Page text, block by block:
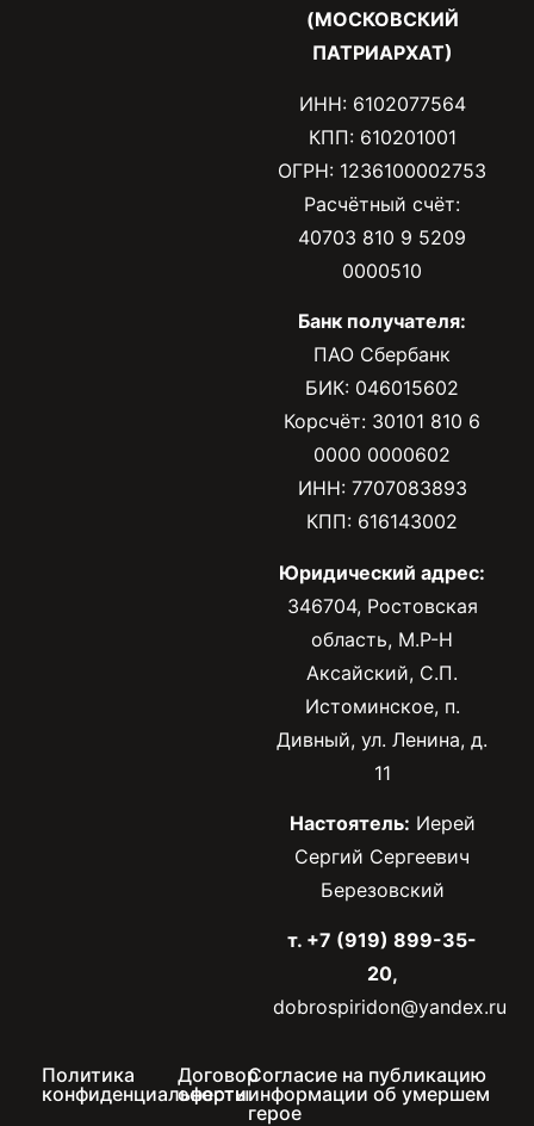
(МОСКОВСКИЙ
ПАТРИАРХАТ)
ИНН: 6102077564
КПП: 610201001
ОГРН: 1236100002753
Расчётный счёт:
40703 810 9 5209
0000510
Банк получателя:
ПАО Сбербанк
БИК: 046015602
Корсчёт: 30101 810 6
0000 0000602
ИНН: 7707083893
КПП: 616143002
Юридический адрес:
346704, Ростовская
область, М.Р-Н
Аксайский, С.П.
Истоминское, п.
Дивный, ул. Ленина, д.
11
Настоятель: Иерей
Сергий Сергеевич
Березовский
т. +7 (919) 899-35-
20,
dobrospiridon@yandex.ru
Политика
конфиденциальности
Договор
оферты
Согласие на публикацию
информации об умершем
герое